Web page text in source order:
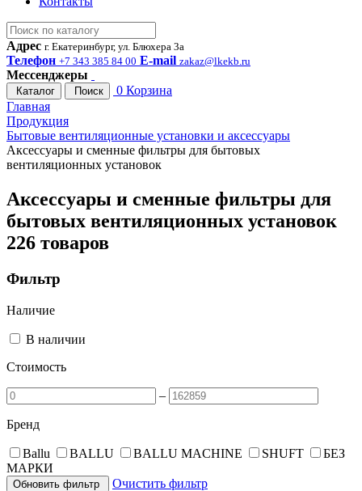
Адрес г. Екатеринбург, ул. Блюхера 3а
Телефон +7 343 385 84 00 E-mail zakaz@lkekb.ru
Мессенджеры
Каталог Поиск 0 Корзина
Главная
Продукция
Бытовые вентиляционные установки и аксессуары
Аксессуары и сменные фильтры для бытовых
вентиляционных установок
Аксессуары и сменные фильтры для
бытовых вентиляционных установок
226 товаров
Фильтр
Наличие
В наличии
Стоимость
–
Бренд
Ballu BALLU BALLU MACHINE SHUFT
БЕЗ
МАРКИ
Обновить фильтр
Очистить фильтр